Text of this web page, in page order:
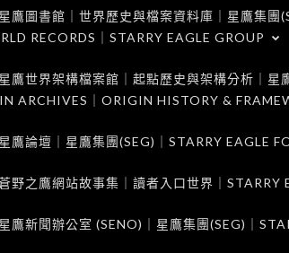
鷹圖書館｜世界歷史與檔案資料庫｜星鷹集
RECORDS｜STARRY EAGLE GROUP
鷹世界架構檔案館｜起點歷史與架構分析｜
ARCHIVES｜ORIGIN HISTORY &
鷹論壇｜星鷹集團(SEG)｜STARRY EAGLE
野之鷹網站故事集｜讀者入口世界｜
鷹新聞辦公室 (SENO)｜星鷹集團(SEG)｜